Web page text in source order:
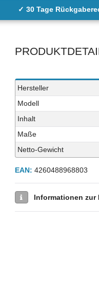
✓ 30 Tage
Technisches
Merkmal
Wert
Hersteller
Modell
Inhalt
Maße
Netto-Gewicht
EAN: 4260488968803
Informationen